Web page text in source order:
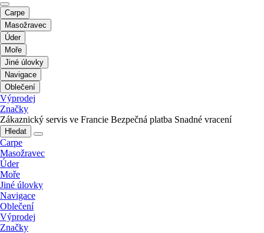
Carpe
Masožravec
Úder
Moře
Jiné úlovky
Navigace
Oblečení
Výprodej
Značky
Zákaznický servis ve Francie Bezpečná platba Snadné vracení
Hledat
Carpe
Masožravec
Úder
Moře
Jiné úlovky
Navigace
Oblečení
Výprodej
Značky